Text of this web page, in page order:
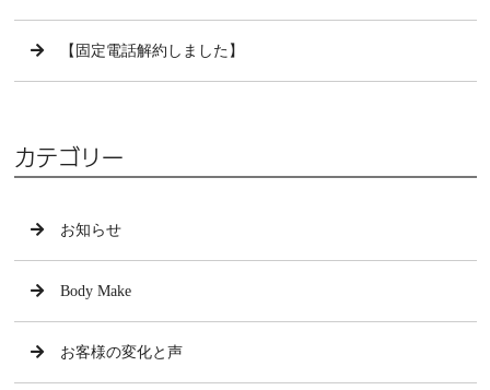
【固定電話解約しました】
カテゴリー
お知らせ
Body Make
お客様の変化と声